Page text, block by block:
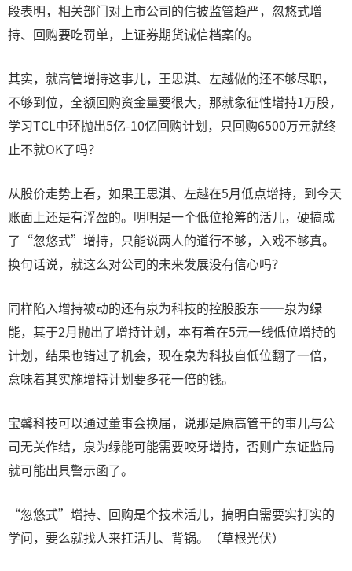
段表明，相关部门对上市公司的信披监管趋严，忽悠式增
持、回购要吃罚单，上证券期货诚信档案的。
其实，就高管增持这事儿，王思淇、左越做的还不够尽职，
不够到位，全额回购资金量要很大，那就象征性增持1万股，
学习TCL中环抛出5亿-10亿回购计划，只回购6500万元就终
止不就OK了吗？
从股价走势上看，如果王思淇、左越在5月低点增持，到今天
账面上还是有浮盈的。明明是一个低位抢筹的活儿，硬搞成
了“忽悠式”增持，只能说两人的道行不够，入戏不够真。
换句话说，就这么对公司的未来发展没有信心吗？
同样陷入增持被动的还有泉为科技的控股股东——泉为绿
能，其于2月抛出了增持计划，本有着在5元一线低位增持的
计划，结果也错过了机会，现在泉为科技自低位翻了一倍，
意味着其实施增持计划要多花一倍的钱。
宝馨科技可以通过董事会换届，说那是原高管干的事儿与公
司无关作结，泉为绿能可能需要咬牙增持，否则广东证监局
就可能出具警示函了。
“忽悠式”增持、回购是个技术活儿，搞明白需要实打实的
学问，要么就找人来扛活儿、背锅。（草根光伏）